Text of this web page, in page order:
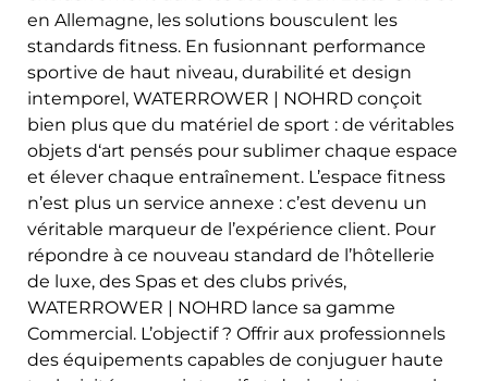
en Allemagne, les solutions bousculent les
standards fitness. En fusionnant performance
sportive de haut niveau, durabilité et design
intemporel, WATERROWER | NOHRD conçoit
bien plus que du matériel de sport : de véritables
objets d‘art pensés pour sublimer chaque espace
et élever chaque entraînement. L’espace fitness
n’est plus un service annexe : c’est devenu un
véritable marqueur de l’expérience client. Pour
répondre à ce nouveau standard de l’hôtellerie
de luxe, des Spas et des clubs privés,
WATERROWER | NOHRD lance sa gamme
Commercial. L’objectif ? Offrir aux professionnels
des équipements capables de conjuguer haute